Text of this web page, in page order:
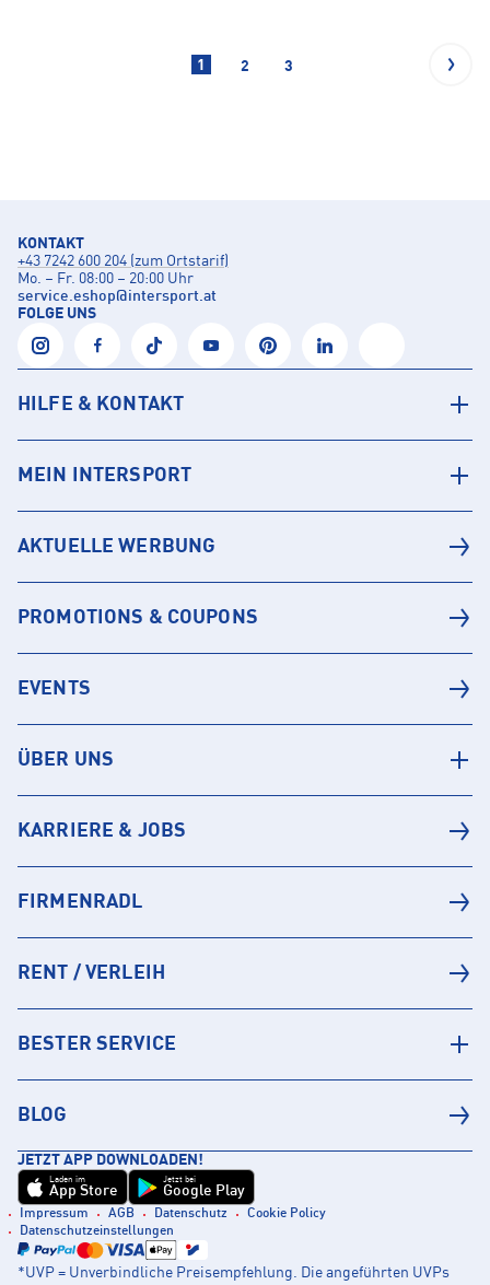
1 2 3
KONTAKT
+43 7242 600 204 (zum Ortstarif)
Mo. – Fr. 08:00 – 20:00 Uhr
service.eshop@intersport.at
FOLGE UNS
HILFE & KONTAKT
MEIN INTERSPORT
AKTUELLE WERBUNG
PROMOTIONS & COUPONS
EVENTS
ÜBER UNS
KARRIERE & JOBS
FIRMENRADL
RENT / VERLEIH
BESTER SERVICE
BLOG
JETZT APP DOWNLOADEN!
Laden im
App Store
Jetzt bei
Google Play
Impressum AGB Datenschutz
Cookie Policy
Datenschutzeinstellungen
*UVP = Unverbindliche Preisempfehlung. Die angeführten UVPs